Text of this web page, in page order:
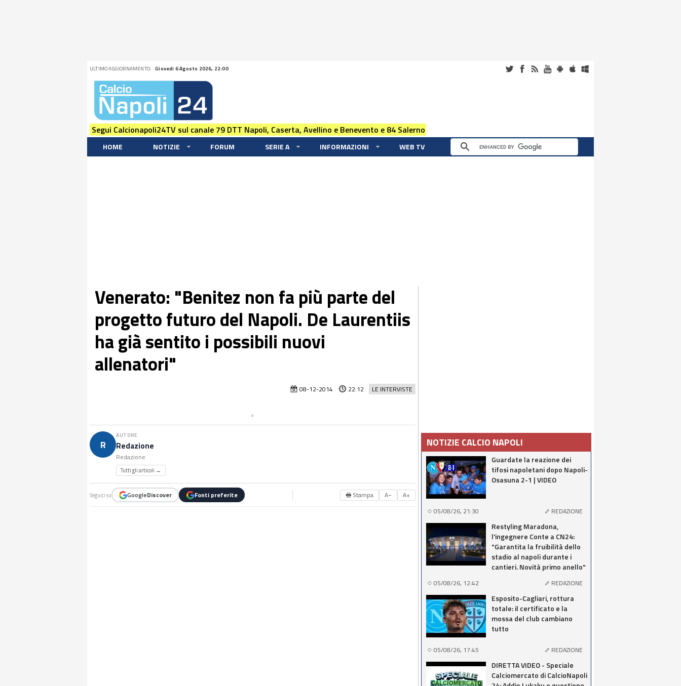
ULTIMO AGGIORNAMENTO: Giovedi 6 Agosto 2026, 22:00
Segui Calcionapoli24TV sul canale 79 DTT Napoli, Caserta, Avellino e Benevento e 84 Salerno
HOME NOTIZIE FORUM SERIE A INFORMAZIONI WEB TV
Venerato: "Benitez non fa più parte del
progetto futuro del Napoli. De Laurentiis
ha già sentito i possibili nuovi
allenatori"
LE INTERVISTE
08-12-2014 22:12
R
AUTORE
Redazione
Redazione
Tutti gli articoli →
Seguici su GoogleDiscover Fonti preferite 🖶 Stampa A− A+
NOTIZIE CALCIO NAPOLI
Guardate la reazione dei
tifosi napoletani dopo Napoli-
Osasuna 2-1 | VIDEO
05/08/26, 21:30 REDAZIONE
Restyling Maradona,
l'ingegnere Conte a CN24:
"Garantita la fruibilità dello
stadio al napoli durante i
cantieri. Novità primo anello"
05/08/26, 12:42 REDAZIONE
Esposito-Cagliari, rottura
totale: il certificato e la
mossa del club cambiano
tutto
05/08/26, 17:45 REDAZIONE
DIRETTA VIDEO - Speciale
Calciomercato di CalcioNapoli